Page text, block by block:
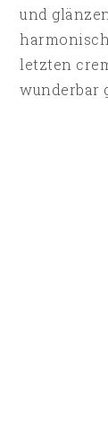
und
letzten
wunderbar